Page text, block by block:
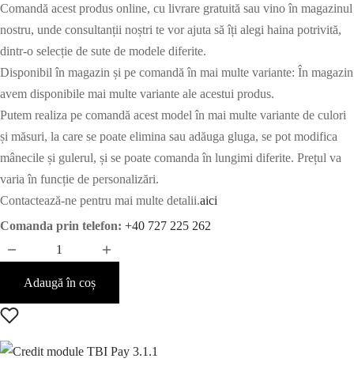
Comandă acest produs online, cu livrare gratuită sau vino în magazinul
nostru, unde consultanții noștri te vor ajuta să îți alegi haina potrivită,
dintr-o selecție de sute de modele diferite.
Disponibil în magazin și pe comandă în mai multe variante: În magazin
avem disponibile mai multe variante ale acestui produs.
Putem realiza pe comandă acest model în mai multe variante de culori
și măsuri, la care se poate elimina sau adăuga gluga, se pot modifica
mânecile și gulerul, și se poate comanda în lungimi diferite. Prețul va
varia în funcție de personalizări.
Contactează-ne pentru mai multe detalii.aici
Comanda prin telefon: +40 727 225 262
Adaugă în coș